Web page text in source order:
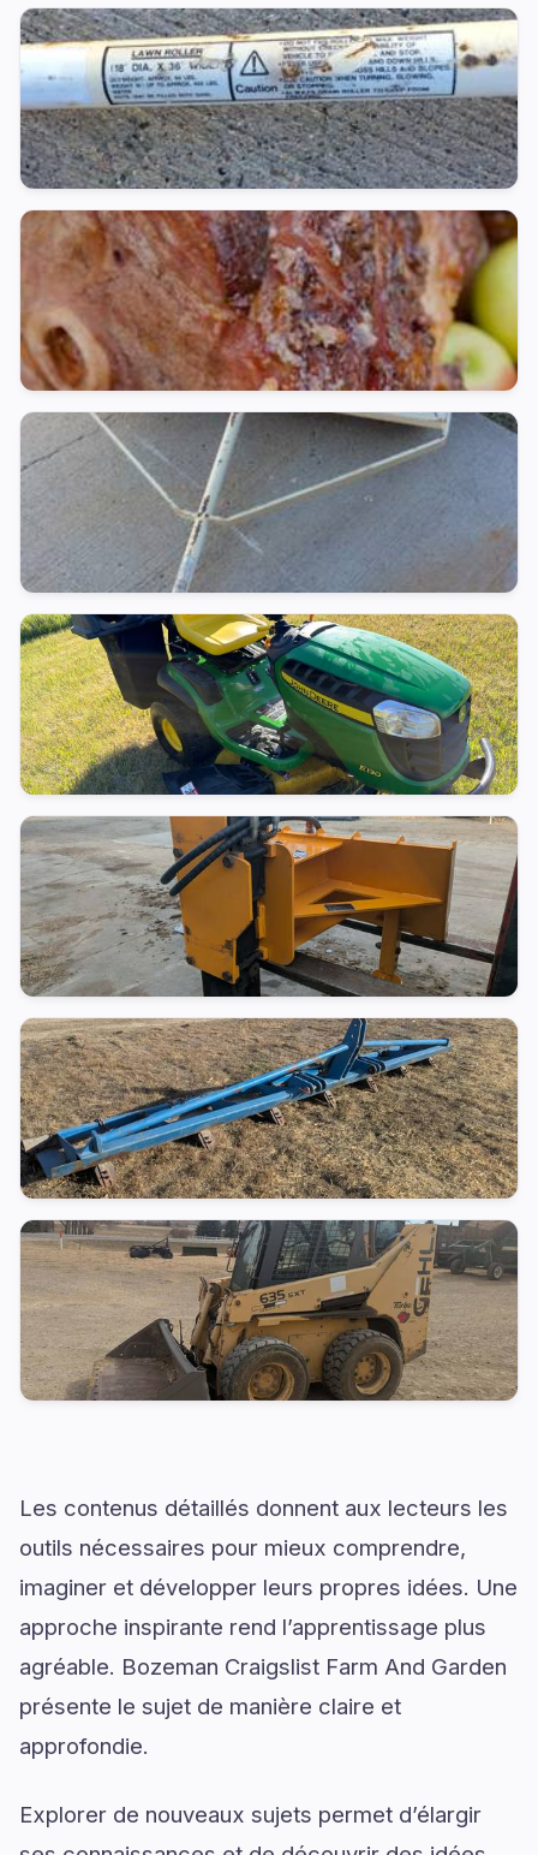
Les contenus détaillés donnent aux lecteurs les
outils nécessaires pour mieux comprendre,
imaginer et développer leurs propres idées. Une
approche inspirante rend l’apprentissage plus
agréable. Bozeman Craigslist Farm And Garden
présente le sujet de manière claire et
approfondie.
Explorer de nouveaux sujets permet d’élargir